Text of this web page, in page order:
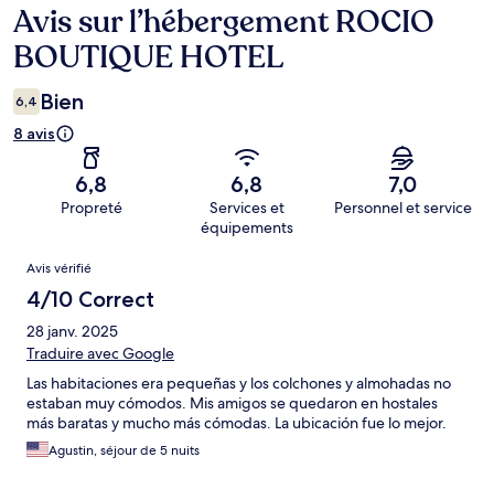
Avis
Avis sur l’hébergement ROCIO
BOUTIQUE HOTEL
6,4 Bien
8 avis
6,8
Propreté
6,8
Services et
équipements
7,0
Personnel et service
Avis
Avis vérifié
4/10 Correct
28 janv. 2025
Traduire avec Google
Las habitaciones era pequeñas y los colchones y almohadas no
estaban muy cómodos. Mis amigos se quedaron en hostales
más baratas y mucho más cómodas. La ubicación fue lo mejor.
Agustin, séjour de 5 nuits